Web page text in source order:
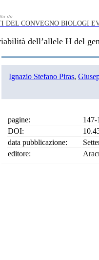
da
DEL CONVEGNO BIOLOGI
dell’allele H del
Ignazio Stefano Piras,
pagine:
147-
DOI:
data pubblicazione:
editore: